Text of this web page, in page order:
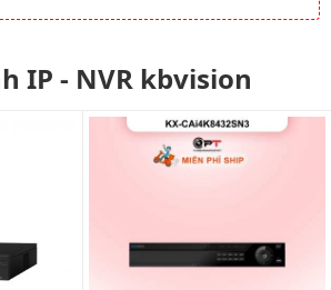
IP - NVR kbvision